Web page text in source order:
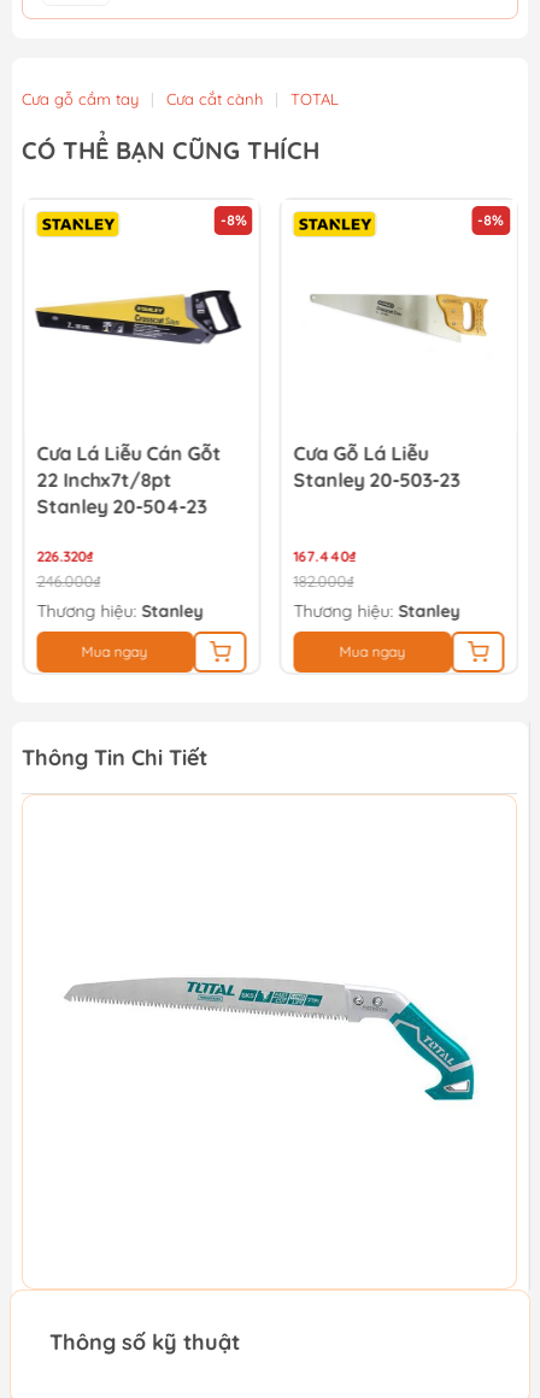
Dao tiện ích có lưỡi cắt, lưỡi dao cố định Workpro ...
199.595₫
Lưỡi cắt kim loại Minbao 355mm 355x2.2x1.8 x25.4x66T
Cưa gỗ cầm tay | Cưa cắt cành | TOTAL
CÓ THỂ BẠN CŨNG THÍCH
-8%
Cưa Lá Liễu Cán Gỗt
22 Inchx7t/8pt
Stanley 20-504-23
226.320₫
246.000₫
Thương hiệu: Stanley
Mua ngay
-8%
Cưa Gỗ Lá Liễu
Stanley 20-503-23
167.440₫
182.000₫
Thương hiệu:Stanley
Mua ngay
Thông Tin Chi Tiết
Thông số kỹ thuật